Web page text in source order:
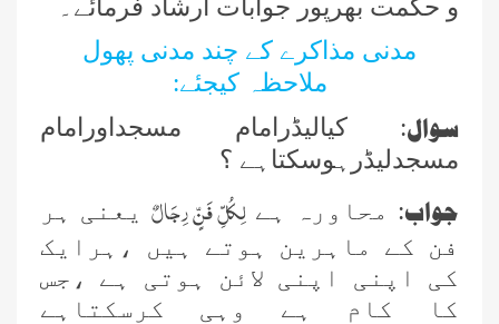
و حکمت بھرپور جوابات ارشاد فرمائے۔
مدنی مذاکرے کے چند مدنی پھول
ملاحظہ کیجئے:
سوال:کیالیڈرامام مسجداورامام
مسجدلیڈرہوسکتاہے ؟
جواب: محاورہ ہے لِکُلِّ فَنٍّ رِجَالٌیعنی ہر
فن کے ماہرین ہوتے ہیں ،ہرایک
کی اپنی اپنی لائن ہوتی ہے ،جس
کا کام ہے وہی کرسکتاہے